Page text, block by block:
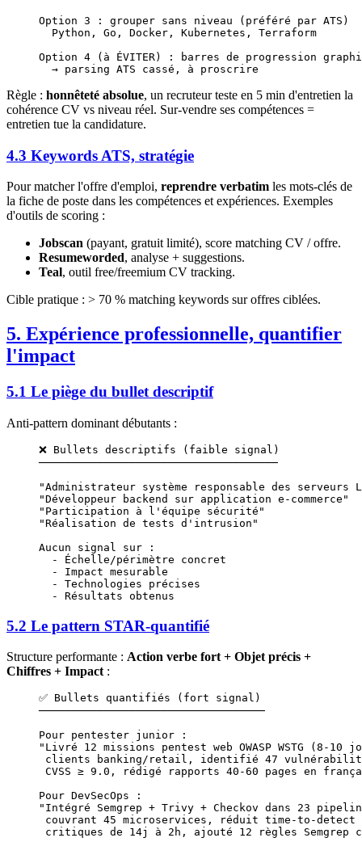
Option 3 : grouper sans niveau (préféré par ATS)
  Python, Go, Docker, Kubernetes, Terraform
Option 4 (à ÉVITER) : barres de progression
  → parsing ATS cassé, à proscrire
Règle : honnêteté absolue, un recruteur teste en 5 min d'entretien la
cohérence CV vs niveau réel. Sur-vendre ses compétences =
entretien tue la candidature.
4.3 Keywords ATS, stratégie
Pour matcher l'offre d'emploi, reprendre verbatim les mots-clés de
la fiche de poste dans les compétences et expériences. Exemples
d'outils de scoring :
Jobscan (payant, gratuit limité), score matching CV / offre.
Resumeworded, analyse + suggestions.
Teal, outil free/freemium CV tracking.
Cible pratique : > 70 % matching keywords sur offres ciblées.
5. Expérience professionnelle, quantifier
l'impact
5.1 Le piège du bullet descriptif
Anti-pattern dominant débutants :
❌ Bullets descriptifs (faible signal)
─────────────────────────────────────
"Administrateur système responsable des serveurs
"Développeur backend sur application e-commerce"
"Participation à l'équipe sécurité"
"Réalisation de tests d'intrusion"
Aucun signal sur :
  - Échelle/périmètre concret
  - Impact mesurable
  - Technologies précises
  - Résultats obtenus
5.2 Le pattern STAR-quantifié
Structure performante : Action verbe fort + Objet précis +
Chiffres + Impact:
✅ Bullets quantifiés (fort signal)
───────────────────────────────────
Pour pentester junior :
"Livré 12 missions pentest web OWASP WSTG (8-10
clients banking/retail, identifié 47
CVSS ≥ 9.0, rédigé rapports 40-60 pages en
Pour DevSecOps :
"Intégré Semgrep + Trivy + Checkov dans 23
couvrant 45 microservices, réduit time-to-
critiques de 14j à 2h, ajouté 12 règles Semgrep